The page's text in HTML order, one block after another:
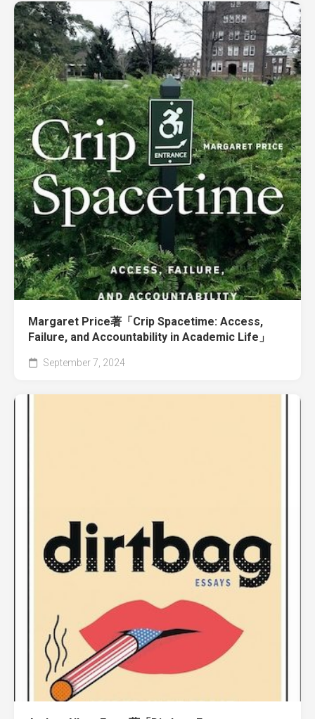
Margaret Price著「Crip Spacetime: Access,
Failure, and Accountability in Academic Life」
September 7, 2024